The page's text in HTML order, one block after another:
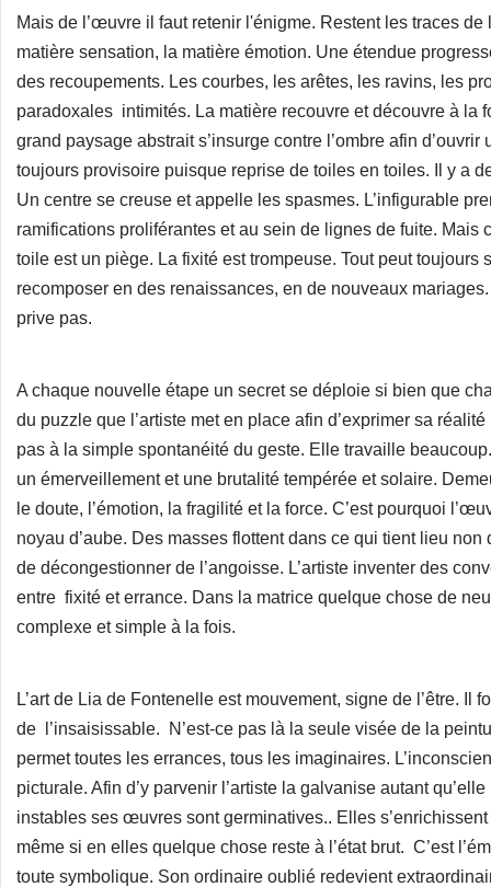
Mais de l’œuvre il faut retenir l'énigme. Restent les traces de
matière sensation, la matière émotion. Une étendue
des recoupements. Les courbes, les arêtes, les ravins, les
paradoxales intimités. La matière recouvre et découvre à
grand paysage abstrait s’insurge contre l’ombre afin d’ouvrir
toujours provisoire puisque reprise de toiles en toiles. Il y a
Un centre se creuse et appelle les spasmes. L’infigurable
ramifications proliférantes et au sein de lignes de fuite. Mais
toile est un piège. La fixité est trompeuse. Tout peut toujours
recomposer en des renaissances, en de nouveaux
prive pas.
A chaque nouvelle étape un secret se déploie si bien que
du puzzle que l’artiste met en place afin d’exprimer sa
pas à la simple spontanéité du geste. Elle travaille
un émerveillement et une brutalité tempérée et solaire.
le doute, l’émotion, la fragilité et la force. C’est pourquoi
noyau d’aube. Des masses flottent dans ce qui tient lieu non
de décongestionner de l’angoisse. L’artiste inventer des
entre fixité et errance. Dans la matrice quelque chose de
complexe et simple à la fois.
L’art de Lia de Fontenelle est mouvement, signe de l’être. Il
de l’insaisissable. N’est-ce pas là la seule visée de la
permet toutes les errances, tous les imaginaires.
picturale. Afin d’y parvenir l’artiste la galvanise autant
instables ses œuvres sont germinatives.. Elles
même si en elles quelque chose reste à l’état brut. C’est
toute symbolique. Son ordinaire oublié redevient